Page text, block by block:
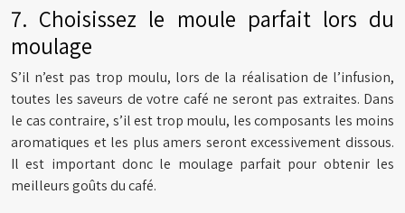
7. Choisissez le moule parfait lors du
moulage
S’il n’est pas trop moulu, lors de la réalisation de l’infusion,
toutes les saveurs de votre café ne seront pas extraites. Dans
le cas contraire, s’il est trop moulu, les composants les moins
aromatiques et les plus amers seront excessivement dissous.
Il est important donc le moulage parfait pour obtenir les
meilleurs goûts du café.